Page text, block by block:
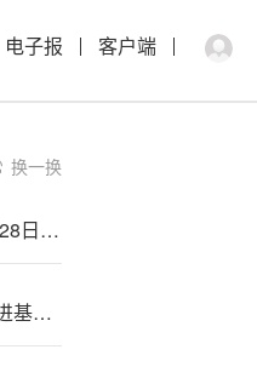
电子报 客户端
换一换
凌云光：截<至>2025{年}11月28日公司股东31856户
江苏炜;赋集团：将“确定性”写进基因里